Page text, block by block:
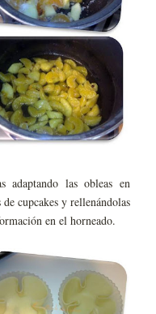
adaptando las obleas en
cupcakes y rellenándolas
en el horneado.